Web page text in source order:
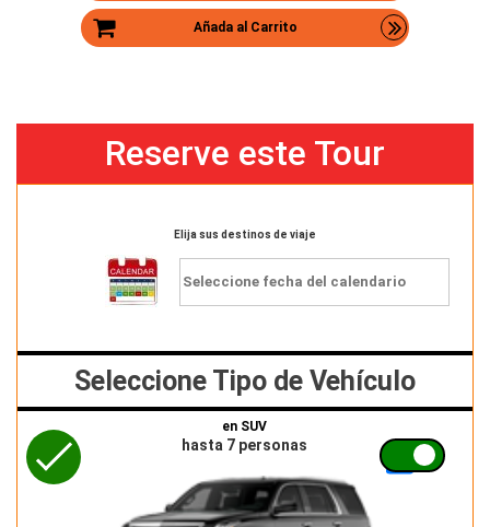
Añada al Carrito
Reserve este Tour
Elija sus destinos de viaje
Seleccione Tipo de Vehículo
en SUV
hasta 7 personas